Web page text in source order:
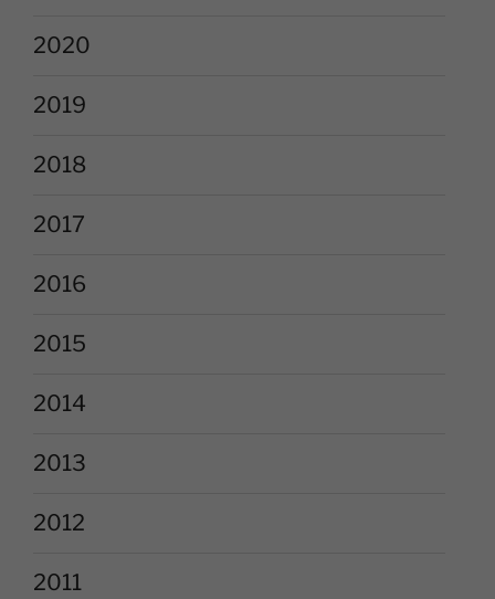
2020
2019
2018
2017
2016
2015
2014
2013
2012
2011